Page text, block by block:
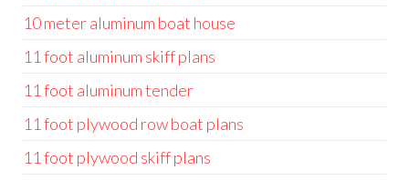
10 meter aluminum boat house
11 foot aluminum skiff plans
11 foot aluminum tender
11 foot plywood row boat plans
11 foot plywood skiff plans